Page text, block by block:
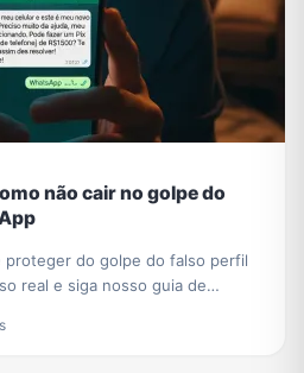
não cair no golpe do
proteger do golpe do falso perfil
real e siga nosso guia de